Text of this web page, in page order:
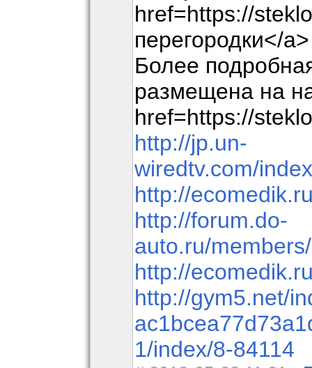
href=https://
перегородки</a>
Более
размещена на
href=https://
http://jp.un-
wiredtv.com/
http://
http://forum.do-
auto.ru/
http://
http://gym5.net/
1/index/8-84114